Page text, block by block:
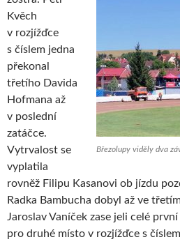
Březolupy viděly dva
Kvěch
v rozjížďce
s číslem jedna
překonal
třetího Davida
Hofmana až
v poslední
zatáčce.
Vytrvalost se
vyplatila
rovněž Filipu Kasanovi ob jízdu
Radka Bambucha dobyl až ve
Jaroslav Vaníček zase jeli celé
pro druhé místo v rozjížďce s